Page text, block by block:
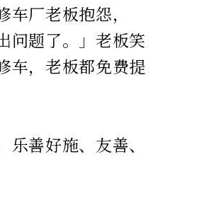
厂老板抱怨，
问题了。」老板笑
车，老板都免费提
善好施、友善、